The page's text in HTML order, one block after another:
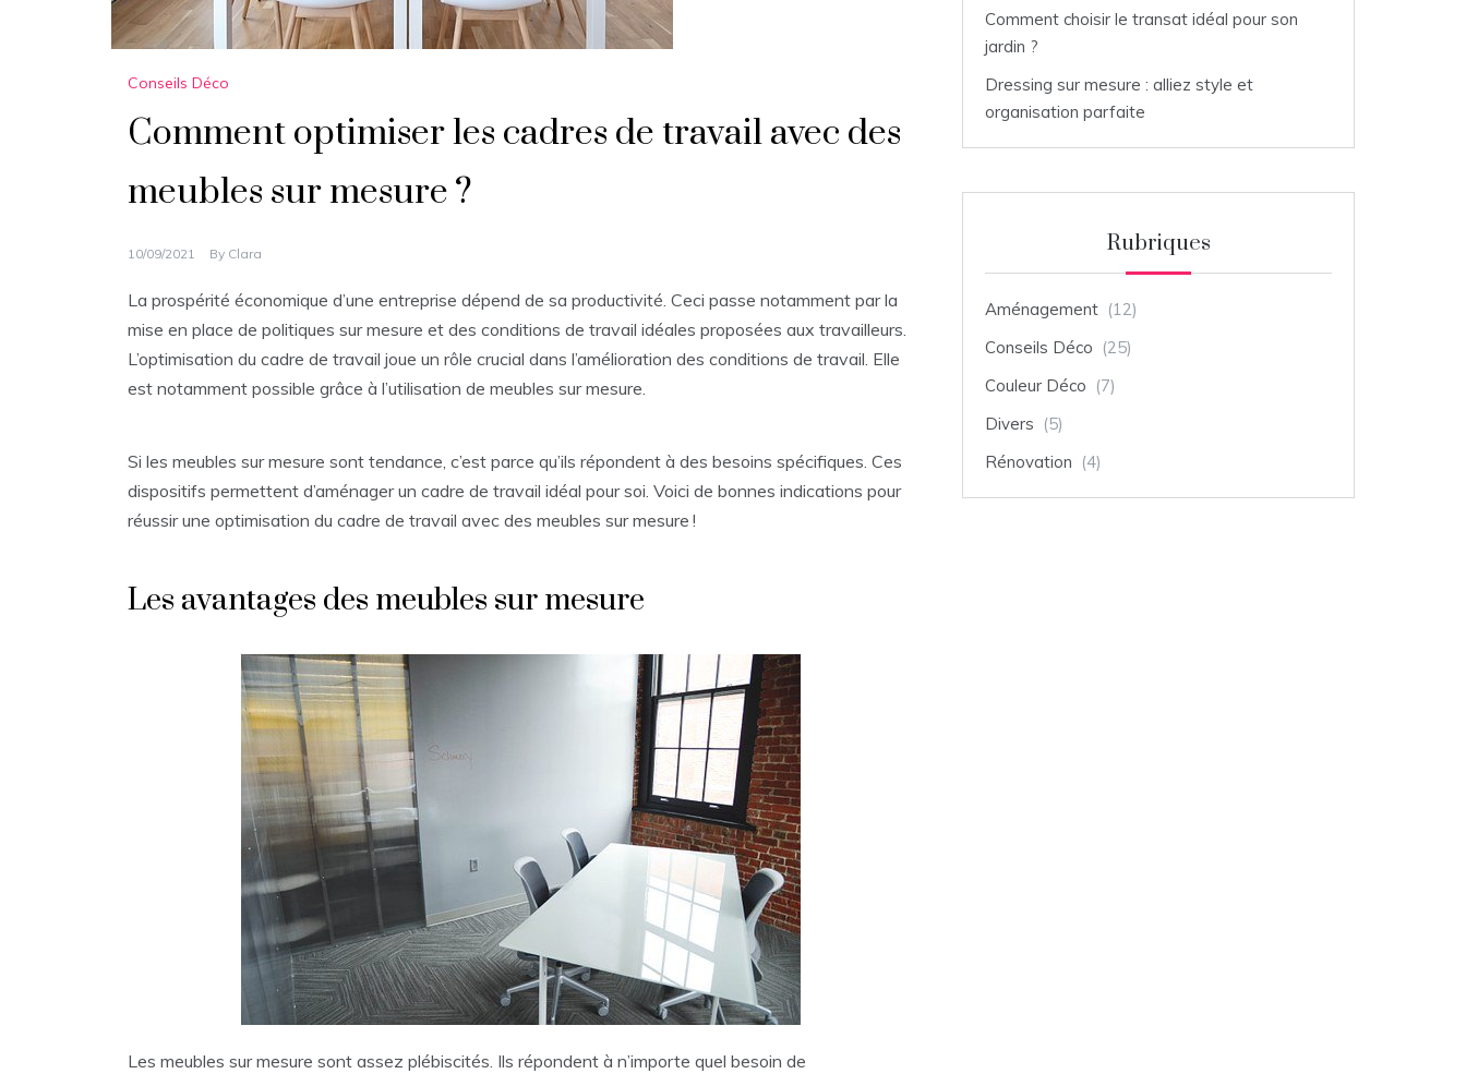
Conseils Déco
Comment optimiser les cadres de travail avec des
meubles sur mesure ?
10/09/2021 By Clara
La prospérité économique d’une entreprise dépend de sa productivité. Ceci passe notamment par la
mise en place de politiques sur mesure et des conditions de travail idéales proposées aux travailleurs.
L’optimisation du cadre de travail joue un rôle crucial dans l’amélioration des conditions de travail. Elle
est notamment possible grâce à l’utilisation de meubles sur mesure.
Si les meubles sur mesure sont tendance, c’est parce qu’ils répondent à des besoins spécifiques. Ces
dispositifs permettent d’aménager un cadre de travail idéal pour soi. Voici de bonnes indications pour
réussir une optimisation du cadre de travail avec des meubles sur mesure !
Les avantages des meubles sur mesure
Les meubles sur mesure sont assez plébiscités. Ils répondent à n’importe quel besoin de
Comment choisir le transat idéal pour son
jardin ?
Dressing sur mesure : alliez style et
organisation parfaite
Rubriques
Aménagement (12)
Conseils Déco (25)
Couleur Déco (7)
Divers (5)
Rénovation (4)